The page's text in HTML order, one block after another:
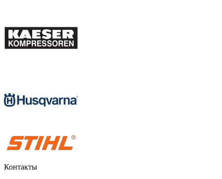
Контакты